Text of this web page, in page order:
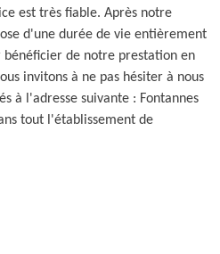
est très fiable. Après notre
d'une durée de vie entièrement
bénéficier de notre prestation en
invitons à ne pas hésiter à nous
à l'adresse suivante : Fontannes
tout l'établissement de